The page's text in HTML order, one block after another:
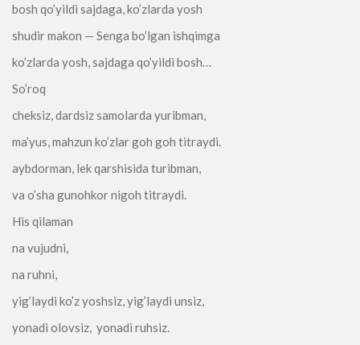
bosh qo’yildi sajdaga, ko’zlarda yosh
shudir makon — Senga bo’lgan ishqimga
ko’zlarda yosh, sajdaga qo’yildi bosh…
So’roq
cheksiz, dardsiz samolarda yuribman,
ma’yus, mahzun ko’zlar goh goh titraydi.
aybdorman, lek qarshisida turibman,
va o’sha gunohkor nigoh titraydi.
His qilaman
na vujudni,
na ruhni,
yig’laydi ko’z yoshsiz, yig’laydi unsiz,
yonadi olovsiz, yonadi ruhsiz.